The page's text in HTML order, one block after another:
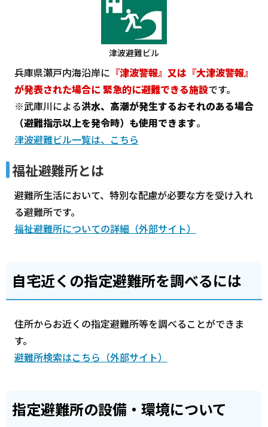
津波避難ビル
兵庫県瀬戸内海沿岸に 『津波警報』又は『大津波警報』
が発表された場合に 緊急的に避難できる施設です。
※武庫川による洪水、高潮が発生するおそれのある場合
（避難指示以上を発令時）も使用できます。
津波避難ビル一覧は、こちら
福祉避難所とは
避難所生活において、特別な配慮が必要な方を受け入れ
る避難所です。
福祉避難所についての詳細（外部サイト）
自宅近くの指定避難所を調べるには
住所からお近くの指定避難所等を調べることができま
す。
避難所検索はこちら（外部サイト）
指定避難所の設備・環境について